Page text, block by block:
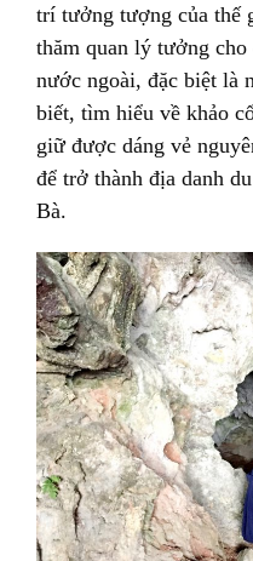
trí tưởng tượng của thế
thăm quan lý tưởng
nước ngoài, đặc biệt là
biết, tìm hiểu về khảo
giữ được dáng vẻ
để trở thành địa danh
Bà.